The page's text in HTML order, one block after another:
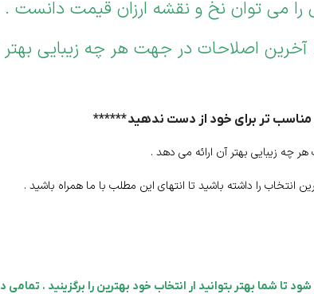
می توان نخ و نقشه ارزان قیمت دانست .
آخرین اصلاحات در جهت هر چه زیبایی
مناسب تر برای خود از دست ندهید ******
چه زیبایی بهتر آن ارائه می دهد .
انتخاب را داشته باشید تا انتهای این مطلب با ما همراه باشید .
شما بهتر بتوانید ار انتخاب خود بهترین را برگزینید .